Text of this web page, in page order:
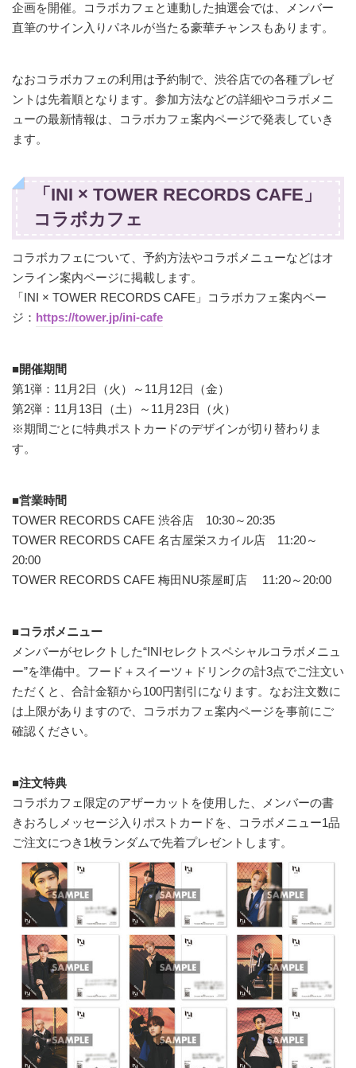
企画を開催。コラボカフェと連動した抽選会では、メンバー
直筆のサイン入りパネルが当たる豪華チャンスもあります。
なおコラボカフェの利用は予約制で、渋谷店での各種プレゼ
ントは先着順となります。参加方法などの詳細やコラボメニ
ューの最新情報は、コラボカフェ案内ページで発表していき
ます。
「INI × TOWER RECORDS CAFE」
コラボカフェ
コラボカフェについて、予約方法やコラボメニューなどはオ
ンライン案内ページに掲載します。
「INI × TOWER RECORDS CAFE」コラボカフェ案内ペー
ジ： https://tower.jp/ini-cafe
■開催期間
第1弾：11月2日（火）～11月12日（金）
第2弾：11月13日（土）～11月23日（火）
※期間ごとに特典ポストカードのデザインが切り替わりま
す。
■営業時間
TOWER RECORDS CAFE 渋谷店 10:30～20:35
TOWER RECORDS CAFE 名古屋栄スカイル店 11:20～
20:00
TOWER RECORDS CAFE 梅田NU茶屋町店 11:20～20:00
■コラボメニュー
メンバーがセレクトした“INIセレクトスペシャルコラボメニュ
ー”を準備中。フード＋スイーツ＋ドリンクの計3点でご注文い
ただくと、合計金額から100円割引になります。なお注文数に
は上限がありますので、コラボカフェ案内ページを事前にご
確認ください。
■注文特典
コラボカフェ限定のアザーカットを使用した、メンバーの書
きおろしメッセージ入りポストカードを、コラボメニュー1品
ご注文につき1枚ランダムで先着プレゼントします。